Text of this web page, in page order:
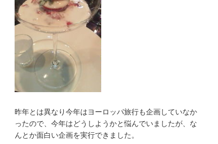
昨年とは異なり今年はヨーロッパ旅行も企画していなか
ったので、今年はどうしようかと悩んでいましたが、な
んとか面白い企画を実行できました。